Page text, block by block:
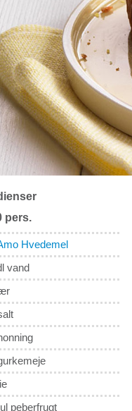
pers.
Hvedemel
vand
peberfrugt